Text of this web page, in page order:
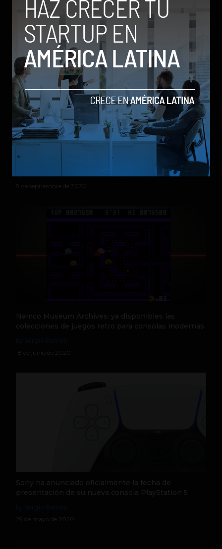
by Social Geek
28 de julio de 2021
Microsoft anuncia la Xbox Series S, su consola de
nueva generación pequeña y económica
8 de septiembre de 2020
Namco Museum Archives: ya disponibles las
colecciones de juegos retro para consolas modernas
18 de junio de 2020
Sony ha anunciado oficialmente la fecha de
presentación de su nueva consola PlayStation 5
29 de mayo de 2020